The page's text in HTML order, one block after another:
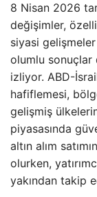
8 Nisan 2026
değişimler,
siyasi
olumlu sonuçlar
izliyor. ABD-
hafiflemesi,
gelişmiş
piyasasında
altın alım
olurken,
yakından takip